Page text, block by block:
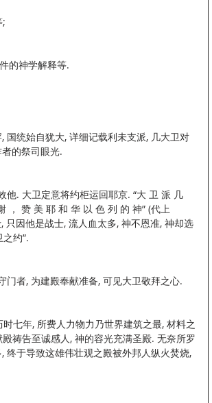
;
的神学解释等.
国统始自犹大, 详细记载利未支派, 几大卫对
的祭司眼光.
他. 大卫定意将约柜运回耶京. “大 卫 派 几
， 赞 美 耶 和 华 以 色 列 的 神” (代上
因他是战士, 流人血太多, 神不恩准, 神却选
约”.
门者, 为建殿奉献准备, 可见大卫敬拜之心.
七年, 所费人力物力乃世界建筑之最, 材料之
祷告至诚感人, 神的容光充满圣殿. 无奈所罗
终于导致这雄伟壮观之殿被外邦人纵火焚烧,